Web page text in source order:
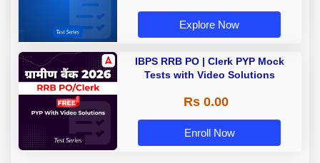
Explore Now
IBPS RRB PO | Clerk PYP Mock
Tests with Video Solutions
Rs 0.00
Enroll Now